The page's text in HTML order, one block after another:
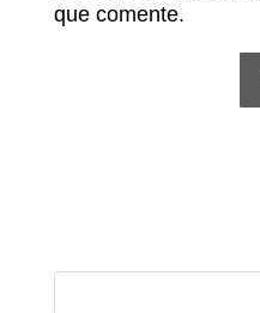
que comente.